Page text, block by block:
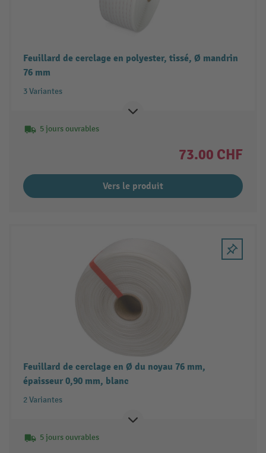
Feuillard de cerclage en polyester, tissé, Ø mandrin
76 mm
3 Variantes
5 jours ouvrables
73.00 CHF
Vers le produit
Feuillard de cerclage en Ø du noyau 76 mm,
épaisseur 0,90 mm, blanc
2 Variantes
5 jours ouvrables